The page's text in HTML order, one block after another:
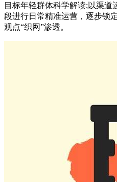
目标年轻群体科学解读;以渠
段进行日常精准运营，逐步锁
观点“织网”渗透。